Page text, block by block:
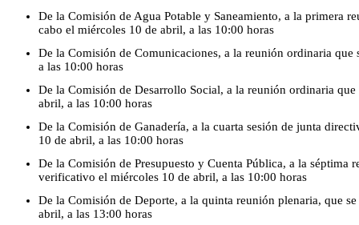
De la Comisión de Agua Potable y Saneamiento, a la primera
cabo el miércoles 10 de abril, a las 10:00 horas
De la Comisión de Comunicaciones, a la reunión ordinaria que
a las 10:00 horas
De la Comisión de Desarrollo Social, a la reunión ordinaria
abril, a las 10:00 horas
De la Comisión de Ganadería, a la cuarta sesión de junta
10 de abril, a las 10:00 horas
De la Comisión de Presupuesto y Cuenta Pública, a la séptima
verificativo el miércoles 10 de abril, a las 10:00 horas
De la Comisión de Deporte, a la quinta reunión plenaria, que
abril, a las 13:00 horas